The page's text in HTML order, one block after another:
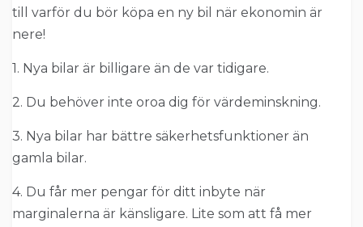
till varför du bör köpa en ny bil när ekonomin är
nere!
1. Nya bilar är billigare än de var tidigare.
2. Du behöver inte oroa dig för värdeminskning.
3. Nya bilar har bättre säkerhetsfunktioner än
gamla bilar.
4. Du får mer pengar för ditt inbyte när
marginalerna är känsligare. Lite som att få mer